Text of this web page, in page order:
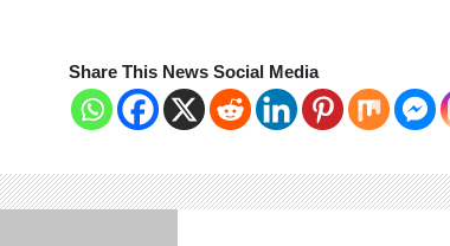
Share This News Social Media